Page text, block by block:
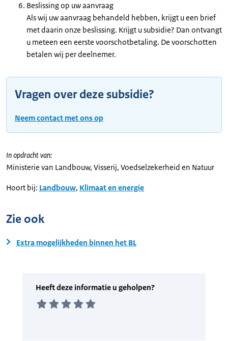
Beslissing op uw aanvraag
Als wij uw aanvraag behandeld hebben, krijgt u een brief
met daarin onze beslissing. Krijgt u subsidie? Dan ontvangt
u meteen een eerste voorschotbetaling. De voorschotten
betalen wij per deelnemer.
Vragen over deze subsidie?
Neem contact met ons op
In opdracht van:
Ministerie van Landbouw, Visserij, Voedselzekerheid en Natuur
Hoort bij: Landbouw, Klimaat en energie
Zie ook
Extra mogelijkheden binnen het BL